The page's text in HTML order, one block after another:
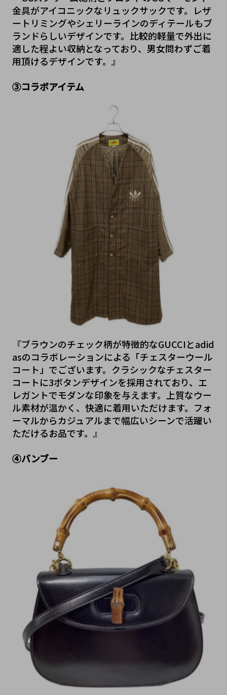
金具がアイコニックなリュックサックです。レザ
ートリミングやシェリーラインのディテールもブ
ランドらしいデザインです。比較的軽量で外出に
適した程よい収納となっており、男女問わずご着
用頂けるデザインです。』
③コラボアイテム
『ブラウンのチェック柄が特徴的なGUCCIとadid
asのコラボレーションによる「チェスターウール
コート」でございます。クラシックなチェスター
コートに3ボタンデザインを採用されており、エ
レガントでモダンな印象を与えます。上質なウー
ル素材が温かく、快適に着用いただけます。フォ
ーマルからカジュアルまで幅広いシーンで活躍い
ただけるお品です。』
④バンブー